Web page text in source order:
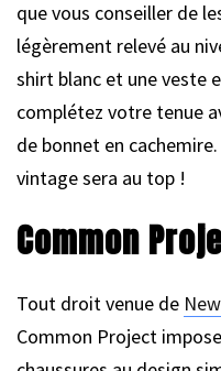
que vous conseiller de
légèrement relevé au
shirt blanc et une veste
complétez votre tenue
de bonnet en
vintage sera au top !
Common
Tout droit venue de
Common Project